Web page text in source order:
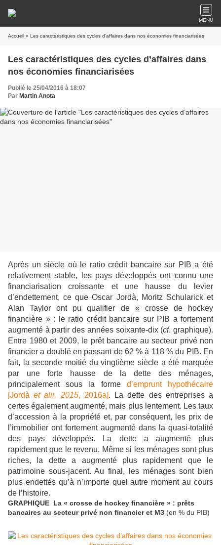
MENU
Accueil » Les caractéristiques des cycles d’affaires dans nos économies financiarisées
Les caractéristiques des cycles d’affaires dans
nos économies financiarisées
Publié le 25/04/2016 à 18:07
Par Martin Anota
Après un siècle où le ratio crédit bancaire sur PIB a été
relativement stable, les pays développés ont connu une
financiarisation croissante et une hausse du levier
d’endettement, ce que Oscar Jordà, Moritz Schularick et
Alan Taylor ont pu qualifier de « crosse de hockey
financière » : le ratio crédit bancaire sur PIB a fortement
augmenté à partir des années soixante-dix (cf. graphique).
Entre 1980 et 2009, le prêt bancaire au secteur privé non
financier a doublé en passant de 62 % à 118 % du PIB. En
fait, la seconde moitié du vingtième siècle a été marquée
par une forte hausse de la dette des ménages,
principalement sous la formed’emprunt hypothécaire
[Jordàet alii, 2015, 2016a]. La dette des entreprises a
certes également augmenté, mais plus lentement. Les taux
d’accession à la propriété et, par conséquent, les prix de
l’immobilier ont fortement augmenté dans la quasi-totalité
des pays développés. La dette a augmenté plus
rapidement que le revenu. Même si les ménages sont plus
riches, la dette a augmenté plus rapidement que le
patrimoine sous-jacent. Au final, les ménages sont bien
plus endettés qu’à n’importe quel autre moment au cours
de l’histoire.
GRAPHIQUE La « crosse de hockey financière » : prêts
bancaires au secteur privé non financier et M3 (en % du PIB)